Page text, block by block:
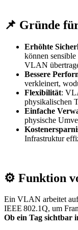
📌 Gründe
Erhöhte
können
VLAN
Bessere
verkleinert,
Flexibilität:
physikalischen
Einfache
physische
Infrastruktur
⚙️ Funktion
Ein VLAN arbeitet
IEEE 802.1Q, um
Ob ein Tag sichtbar